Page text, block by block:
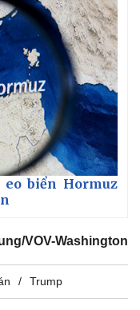
eo biển Hormuz
VOV-Washington
Trump